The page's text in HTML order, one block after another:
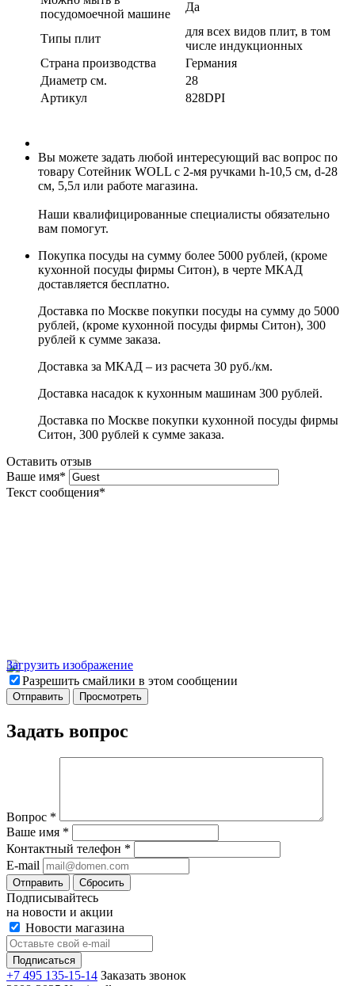
посудомоечной машине
Да
Типы плит
для всех видов плит, в том
числе индукционных
Страна производства
Германия
Диаметр см.
28
Артикул
828DPI
Вы можете задать любой интересующий вас вопрос по
товару Сотейник WOLL с 2-мя ручками h-10,5 см, d-28
см, 5,5л или работе магазина.
Наши квалифицированные специалисты обязательно
вам помогут.
Покупка посуды на сумму более 5000 рублей, (кроме
кухонной посуды фирмы Ситон), в черте МКАД
доставляется бесплатно.
Доставка по Москве покупки посуды на сумму до 5000
рублей, (кроме кухонной посуды фирмы Ситон), 300
рублей к сумме заказа.
Доставка за МКАД – из расчета 30 руб./км.
Доставка насадок к кухонным машинам 300 рублей.
Доставка по Москве покупки кухонной посуды фирмы
Ситон, 300 рублей к сумме заказа.
Оставить отзыв
Ваше имя*
Текст сообщения*
Загрузить изображение
Разрешить смайлики в этом сообщении
Задать вопрос
Вопрос *
Ваше имя *
Контактный телефон *
E-mail
Отправить Сбросить
Подписывайтесь
на новости и акции
Новости магазина
+7 495 135-15-14 Заказать звонок